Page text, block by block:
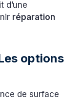
d’une
réparation
options
de surface